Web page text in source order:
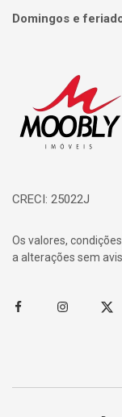
Domingos e
CRECI: 25022J
Os valores,
a alterações sem
FacebookInstagram